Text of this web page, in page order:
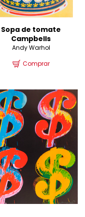
Sopa de tomate
Campbells
Andy Warhol
Comprar